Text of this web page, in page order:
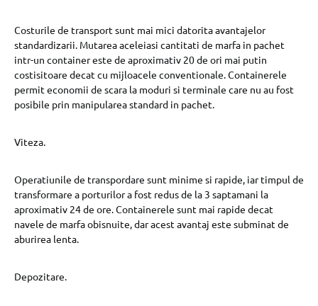
Costurile de transport sunt mai mici datorita avantajelor
standardizarii. Mutarea aceleiasi cantitati de marfa in pachet
intr-un container este de aproximativ 20 de ori mai putin
costisitoare decat cu mijloacele conventionale. Containerele
permit economii de scara la moduri si terminale care nu au fost
posibile prin manipularea standard in pachet.
Viteza.
Operatiunile de transpordare sunt minime si rapide, iar timpul de
transformare a porturilor a fost redus de la 3 saptamani la
aproximativ 24 de ore. Containerele sunt mai rapide decat
navele de marfa obisnuite, dar acest avantaj este subminat de
aburirea lenta.
Depozitare.